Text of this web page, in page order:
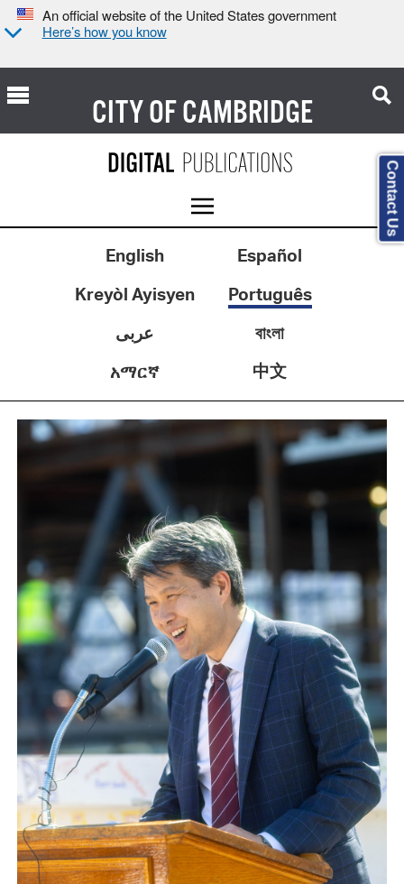
An official website of the United States government
Here’s how you know
CITY OFCAMBRIDGE
English
Español
Kreyòl Ayisyen
Português
عربى
বাংলা
አማርኛ
中文
Contact Us